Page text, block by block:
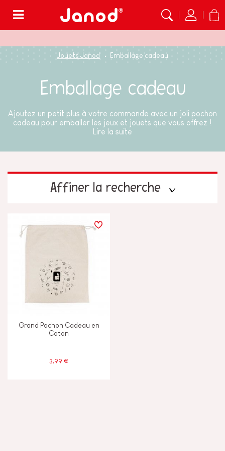
Jouets Janod Emballage cadeau
Emballage cadeau
Ajoutez un petit plus à votre commande avec un joli pochon
cadeau pour emballer les jeux et jouets que vous offrez !
Lire la suite
Affiner la recherche
Grand Pochon Cadeau en
Coton
3,99 €